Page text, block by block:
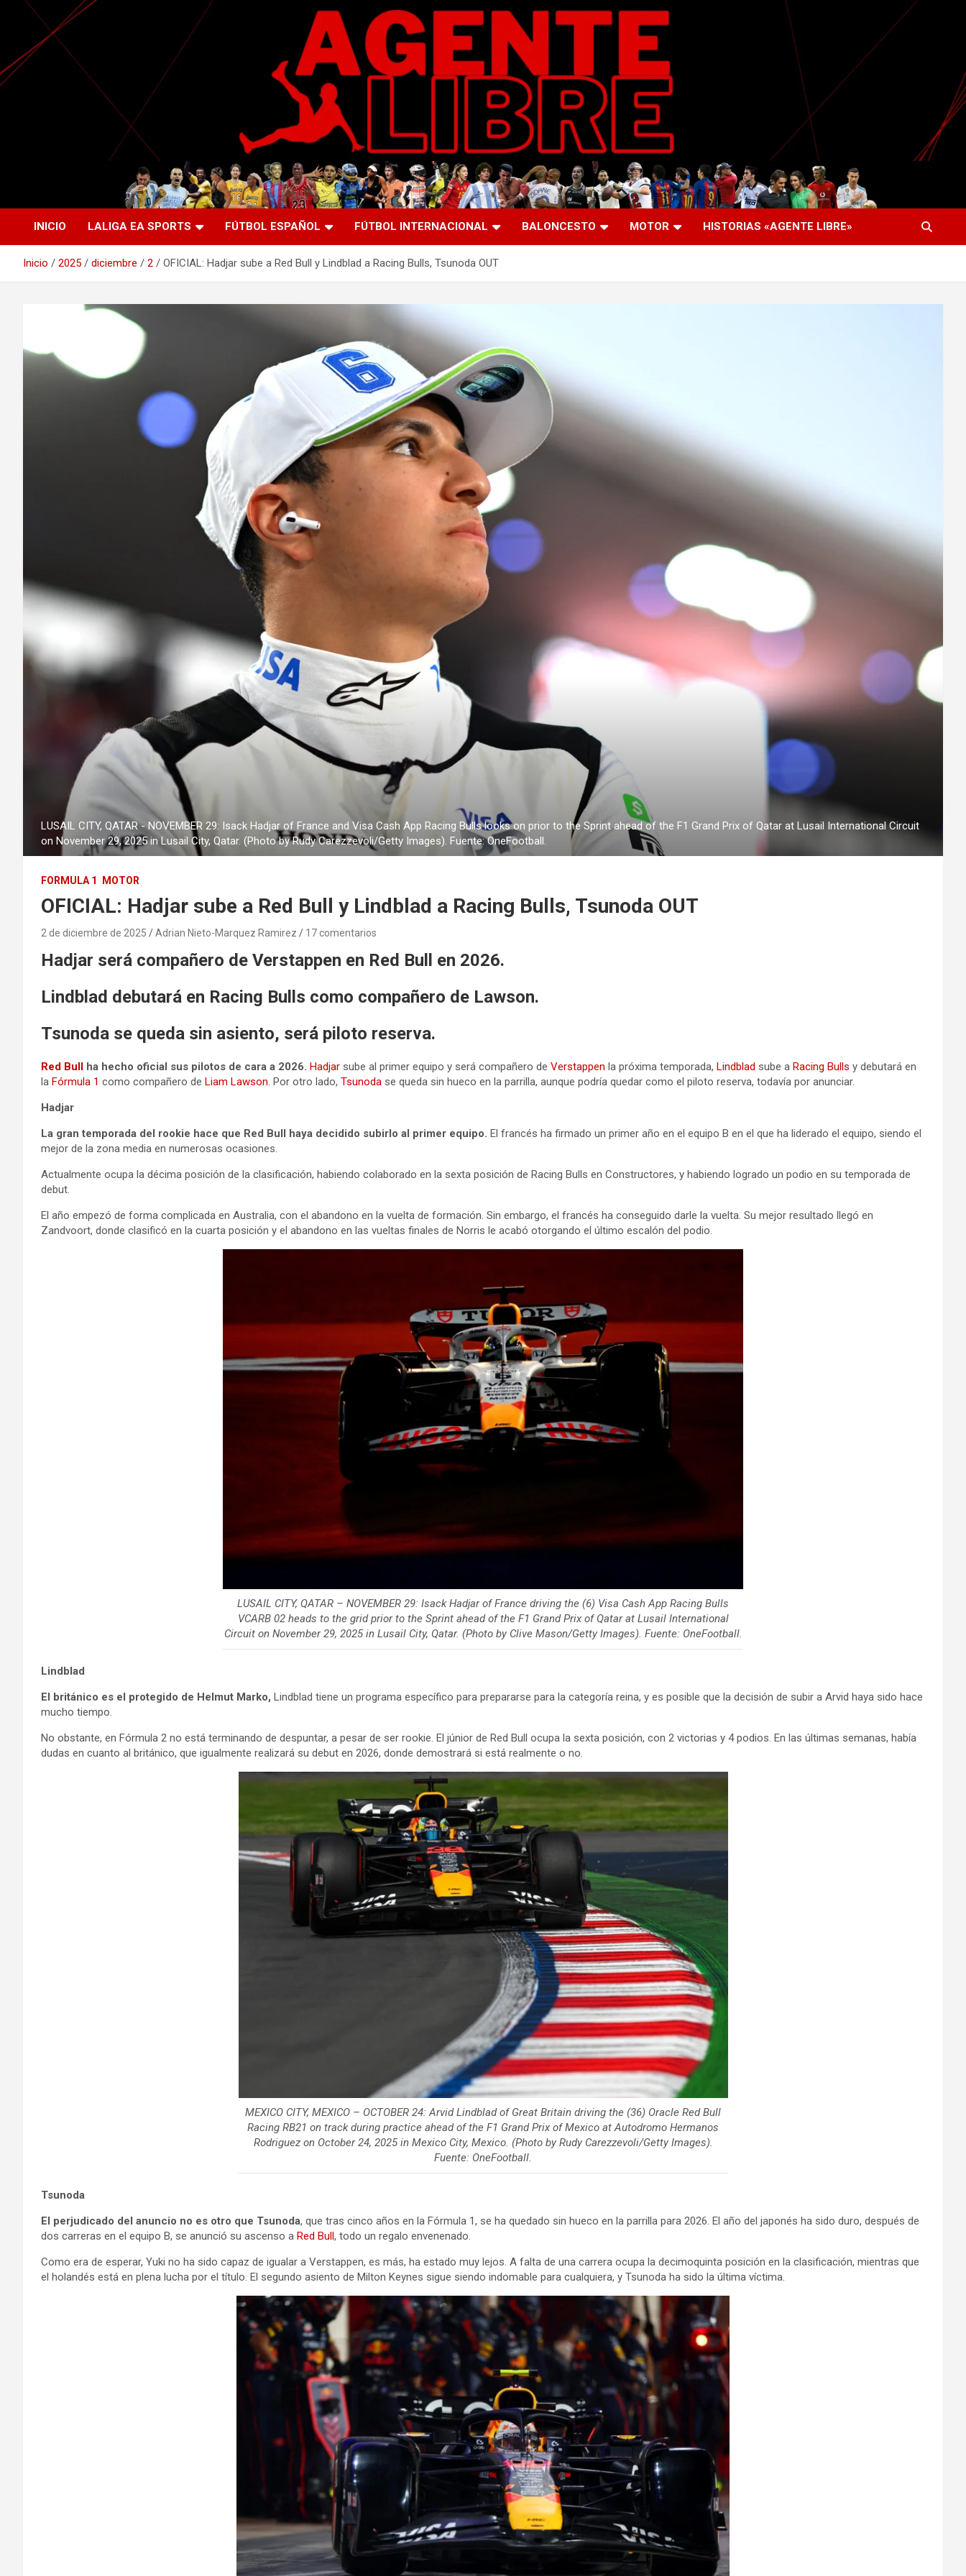
Saltar
contenido
Agente Libre Digital
La nueva generación del periodismo deportivo.
INICIO LALIGA EA SPORTS FÚTBOL ESPAÑOL FÚTBOL INTERNACIONAL BALONCESTO MOTOR HISTORIAS «AGENTE LIBRE»
Inicio 2025 diciembre 2 OFICIAL: Hadjar sube a Red Bull y Lindblad a Racing Bulls, Tsunoda OUT
LUSAIL CITY, QATAR - NOVEMBER 29: Isack Hadjar of France and Visa Cash App Racing Bulls looks on prior to the Sprint ahead of the F1 Grand Prix of Qatar at Lusail International Circuit
on November 29, 2025 in Lusail City, Qatar. (Photo by Rudy Carezzevoli/Getty Images). Fuente: OneFootball.
FORMULA 1 MOTOR
OFICIAL: Hadjar sube a Red Bull y Lindblad a Racing Bulls, Tsunoda OUT
2 de diciembre de 2025 Adrian Nieto-Marquez Ramirez 17 comentarios
Hadjar será compañero de Verstappen en Red Bull en 2026.
Lindblad debutará en Racing Bulls como compañero de Lawson.
Tsunoda se queda sin asiento, será piloto reserva.
Red Bull ha hecho oficial sus pilotos de cara a 2026. Hadjar sube al primer equipo y será compañero de Verstappen la próxima temporada, Lindblad sube a Racing Bulls y debutará en
la Fórmula 1 como compañero de Liam Lawson. Por otro lado, Tsunoda se queda sin hueco en la parrilla, aunque podría quedar como el piloto reserva, todavía por anunciar.
Hadjar
La gran temporada del rookie hace que Red Bull haya decidido subirlo al primer equipo. El francés ha firmado un primer año en el equipo B en el que ha liderado el equipo, siendo el
mejor de la zona media en numerosas ocasiones.
Actualmente ocupa la décima posición de la clasificación, habiendo colaborado en la sexta posición de Racing Bulls en Constructores, y habiendo logrado un podio en su temporada de
debut.
El año empezó de forma complicada en Australia, con el abandono en la vuelta de formación. Sin embargo, el francés ha conseguido darle la vuelta. Su mejor resultado llegó en
Zandvoort, donde clasificó en la cuarta posición y el abandono en las vueltas finales de Norris le acabó otorgando el último escalón del podio.
LUSAIL CITY, QATAR – NOVEMBER 29: Isack Hadjar of France driving the (6) Visa Cash App Racing Bulls
VCARB 02 heads to the grid prior to the Sprint ahead of the F1 Grand Prix of Qatar at Lusail International
Circuit on November 29, 2025 in Lusail City, Qatar. (Photo by Clive Mason/Getty Images). Fuente: OneFootball.
Lindblad
El británico es el protegido de Helmut Marko, Lindblad tiene un programa específico para prepararse para la categoría reina, y es posible que la decisión de subir a Arvid haya sido hace
mucho tiempo.
No obstante, en Fórmula 2 no está terminando de despuntar, a pesar de ser rookie. El júnior de Red Bull ocupa la sexta posición, con 2 victorias y 4 podios. En las últimas semanas, había
dudas en cuanto al británico, que igualmente realizará su debut en 2026, donde demostrará si está realmente o no.
MEXICO CITY, MEXICO – OCTOBER 24: Arvid Lindblad of Great Britain driving the (36) Oracle Red Bull
Racing RB21 on track during practice ahead of the F1 Grand Prix of Mexico at Autodromo Hermanos
Rodriguez on October 24, 2025 in Mexico City, Mexico. (Photo by Rudy Carezzevoli/Getty Images).
Fuente: OneFootball.
Tsunoda
El perjudicado del anuncio no es otro que Tsunoda, que tras cinco años en la Fórmula 1, se ha quedado sin hueco en la parrilla para 2026. El año del japonés ha sido duro, después de
dos carreras en el equipo B, se anunció su ascenso a Red Bull, todo un regalo envenenado.
Como era de esperar, Yuki no ha sido capaz de igualar a Verstappen, es más, ha estado muy lejos. A falta de una carrera ocupa la decimoquinta posición en la clasificación, mientras que
el holandés está en plena lucha por el título. El segundo asiento de Milton Keynes sigue siendo indomable para cualquiera, y Tsunoda ha sido la última víctima.